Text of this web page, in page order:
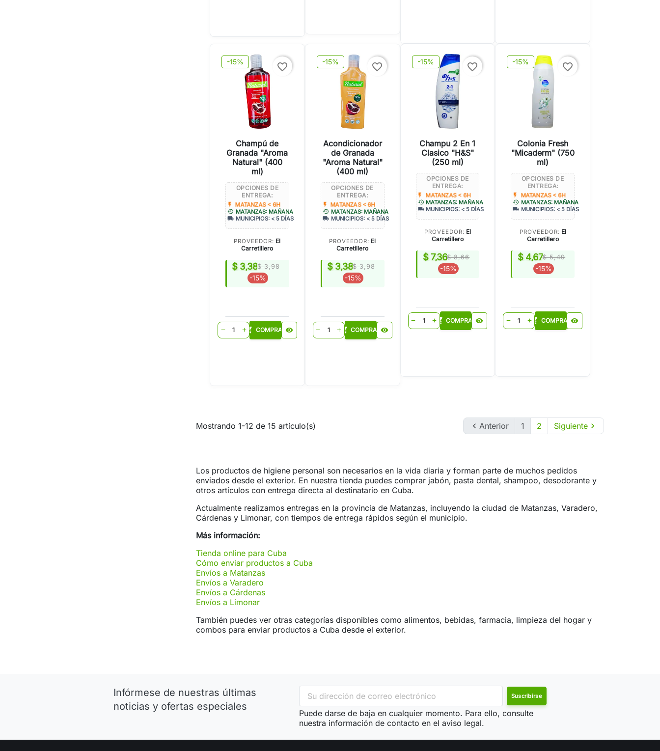
-15% favorite_border
Champú de
Granada "Aroma
Natural" (400
ml)
OPCIONES DE
ENTREGA:
flash_on MATANZAS < 6H
history MATANZAS: MAÑANA
local_shipping MUNICIPIOS: < 5 DÍAS
PROVEEDOR: El
Carretillero
$ 3,38$ 3,98
-15%
remove addshopping_cart COMPRARvisibility
-15% favorite_border
Acondicionador
de Granada
"Aroma Natural"
(400 ml)
OPCIONES DE
ENTREGA:
flash_on MATANZAS < 6H
history MATANZAS: MAÑANA
local_shipping MUNICIPIOS: < 5 DÍAS
PROVEEDOR: El
Carretillero
$ 3,38$ 3,98
-15%
remove addshopping_cart COMPRARvisibility
-15% favorite_border
Champu 2 En 1
Clasico "H&S"
(250 ml)
OPCIONES DE
ENTREGA:
flash_on MATANZAS < 6H
history MATANZAS: MAÑANA
local_shipping MUNICIPIOS: < 5 DÍAS
PROVEEDOR: El
Carretillero
$ 7,36$ 8,66
-15%
remove addshopping_cart COMPRARvisibility
-15% favorite_border
Colonia Fresh
"Micaderm" (750
ml)
OPCIONES DE
ENTREGA:
flash_on MATANZAS < 6H
history MATANZAS: MAÑANA
local_shipping MUNICIPIOS: < 5 DÍAS
PROVEEDOR: El
Carretillero
$ 4,67$ 5,49
-15%
remove addshopping_cart COMPRARvisibility
Mostrando 1-12 de 15 artículo(s)  Anterior 1 2 Siguiente
Los productos de higiene personal son necesarios en la vida diaria y forman parte de muchos pedidos
enviados desde el exterior. En nuestra tienda puedes comprar jabón, pasta dental, shampoo, desodorante y
otros artículos con entrega directa al destinatario en Cuba.
Actualmente realizamos entregas en la provincia de Matanzas, incluyendo la ciudad de Matanzas, Varadero,
Cárdenas y Limonar, con tiempos de entrega rápidos según el municipio.
Más información:
Tienda online para Cuba
Cómo enviar productos a Cuba
Envíos a Matanzas
Envíos a Varadero
Envíos a Cárdenas
Envíos a Limonar
También puedes ver otras categorías disponibles como alimentos, bebidas, farmacia, limpieza del hogar y
combos para enviar productos a Cuba desde el exterior.
Infórmese de nuestras últimas
noticias y ofertas especiales
Puede darse de baja en cualquier momento. Para ello, consulte
nuestra información de contacto en el aviso legal.